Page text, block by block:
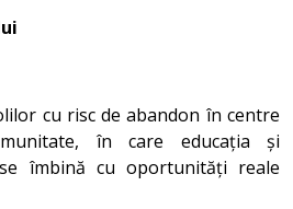
cu risc de abandon în centre
în care educația și
îmbină cu oportunități reale